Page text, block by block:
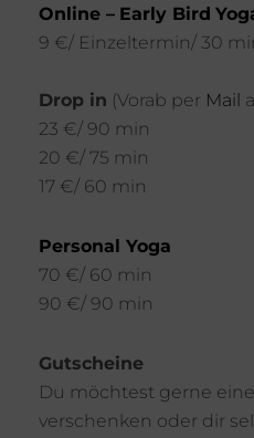
Online – Early Bird
9 €/ Einzeltermin/ 30
Drop in (Vorab per Mail
23 €/ 90 min
20 €/ 75 min
17 €/ 60 min
Personal Yoga
70 €/ 60 min
90 €/ 90 min
Gutscheine
Du möchtest gerne
verschenken oder dir